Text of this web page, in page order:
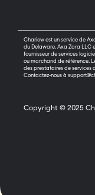
Chariow est un service de
du Delaware. Axa Zara LLC
fournisseur de services
ou marchand de référence.
des prestataires de services
Contactez-nous à
Copyright © 2025